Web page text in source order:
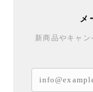
メ
新商品やキャ